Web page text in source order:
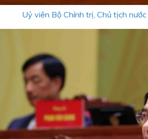
Uỷ viên Bộ Chính trị, Chủ tịch